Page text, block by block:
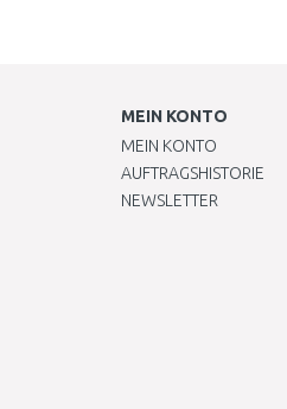
MEIN KONTO
MEIN KONTO
AUFTRAGSHISTORIE
NEWSLETTER